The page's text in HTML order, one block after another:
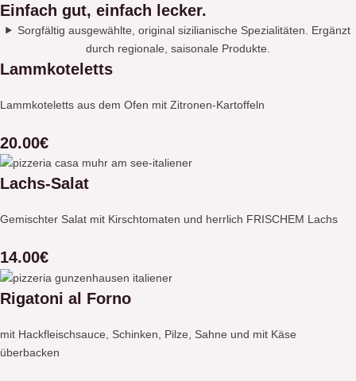
Einfach gut, einfach lecker.
Sorgfältig ausgewählte, original sizilianische Spezialitäten. Ergänzt
durch regionale, saisonale Produkte.
Lammkoteletts
Lammkoteletts aus dem Ofen mit Zitronen-Kartoffeln
20.00€
Lachs-Salat
Gemischter Salat mit Kirschtomaten und herrlich FRISCHEM Lachs
14.00€
Rigatoni al Forno
mit Hackfleischsauce, Schinken, Pilze, Sahne und mit Käse
überbacken